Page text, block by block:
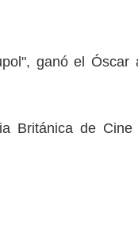
ganó el Óscar
Británica de Cine